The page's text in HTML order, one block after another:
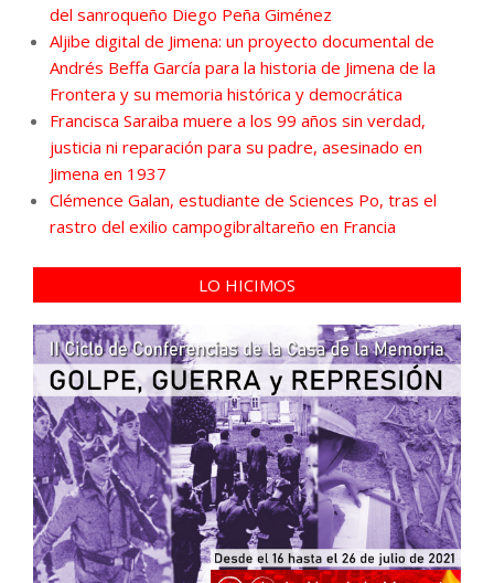
del sanroqueño Diego Peña Giménez
Aljibe digital de Jimena: un proyecto documental de
Andrés Beffa García para la historia de Jimena de la
Frontera y su memoria histórica y democrática
Francisca Saraiba muere a los 99 años sin verdad,
justicia ni reparación para su padre, asesinado en
Jimena en 1937
Clémence Galan, estudiante de Sciences Po, tras el
rastro del exilio campogibraltareño en Francia
LO HICIMOS